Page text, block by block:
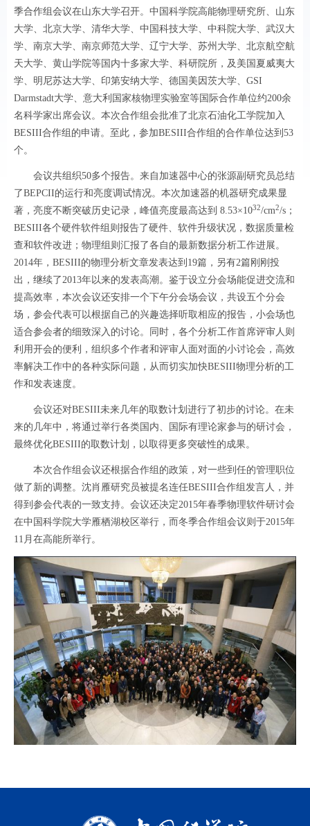
季合作组会议在山东大学召开。中国科学院高能物理研究所、山东
大学、北京大学、清华大学、中国科技大学、中科院大学、武汉大
学、南京大学、南京师范大学、辽宁大学、苏州大学、北京航空航
天大学、黄山学院等国内十多家大学、科研院所，及美国夏威夷大
学、明尼苏达大学、印第安纳大学、德国美因茨大学、 GSI
Darmstadt大学、意大利国家核物理实验室等国际合作单位约200余
名科学家出席会议。本次合作组会批准了北京石油化工学院加入
BESIII合作组的申请。至此，参加BESIII合作组的合作单位达到 53
个。
会议共组织50多个报告。来自加速器中心的张源副研究员总结
了BEPCII的运行和亮度调试情况。本次加速器的机器研究成果显
著，亮度不断突破历史记录，峰值亮度最高达到 8.53×1032/cm2/s ；
BESIII各个硬件软件组则报告了硬件、软件升级状况，数据质量检
查和软件改进；物理组则汇报了各自的最新数据分析工作进展。
2014年， BESIII的物理分析文章发表达到 19篇，另有2篇刚刚投
出，继续了2013年以来的发表高潮。鉴于设立分会场能促进交流和
提高效率，本次会议还安排一个下午分会场会议，共设五个分会
场，参会代表可以根据自己的兴趣选择听取相应的报告，小会场也
适合参会者的细致深入的讨论。同时，各个分析工作首席评审人则
利用开会的便利，组织多个作者和评审人面对面的小讨论会，高效
率解决工作中的各种实际问题，从而切实加快BESIII物理分析的工
作和发表速度。
会议还对BESIII未来几年的取数计划进行了初步的讨论。在未
来的几年中，将通过举行各类国内、国际有理论家参与的研讨会，
最终优化BESIII的取数计划，以取得更多突破性的成果。
本次合作组会议还根据合作组的政策，对一些到任的管理职位
做了新的调整。沈肖雁研究员被提名连任BESIII合作组发言人，并
得到参会代表的一致支持。会议还决定2015年春季物理软件研讨会
在中国科学院大学雁栖湖校区举行，而冬季合作组会议则于2015年
11 月在高能所举行。